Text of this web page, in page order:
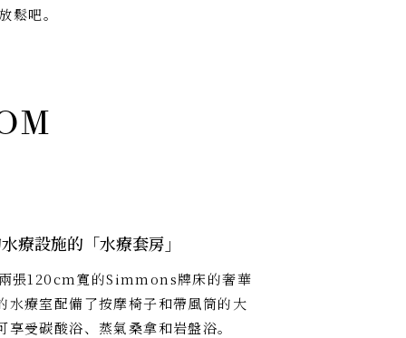
鬆吧。
療設施的「水療套房」
張120cm寬的Simmons牌床的奢華
水療室配備了按摩椅子和帶風筒的大
享受碳酸浴、蒸氣桑拿和岩盤浴。